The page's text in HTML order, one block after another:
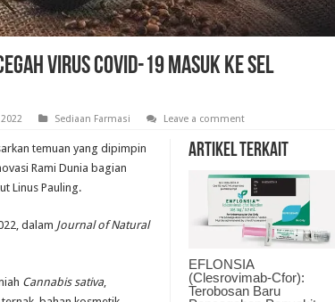
Virus COVID-19 Masuk ke Sel
Sediaan Farmasi Leave a comment
Artikel Terkait
EFLONSIA
(Clesrovimab-Cfor):
Terobosan Baru
temuan yang dipimpin
Rami Dunia bagian
Linus Pauling.
dalam Journal of Natural
Cannabis sativa,